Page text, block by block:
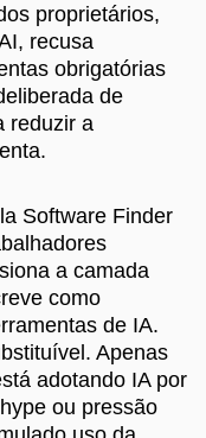
proprietários,
recusa
obrigatórias
de
reduzir a
Software Finder
a camada
como
de IA.
Apenas
adotando IA por
ou pressão